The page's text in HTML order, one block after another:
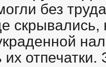
без
скрывались,